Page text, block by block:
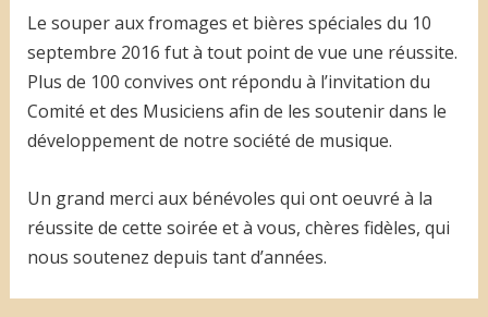
Le souper aux fromages et bières spéciales du 10
septembre 2016 fut à tout point de vue une réussite.
Plus de 100 convives ont répondu à l’invitation du
Comité et des Musiciens afin de les soutenir dans le
développement de notre société de musique.
Un grand merci aux bénévoles qui ont oeuvré à la
réussite de cette soirée et à vous, chères fidèles, qui
nous soutenez depuis tant d’années.